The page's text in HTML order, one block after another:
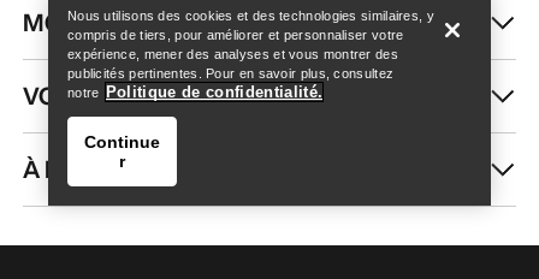
MON COMPTE
VOIR PLUS
À PROPOS DE NOUS
Nous utilisons des cookies et des technologies similaires, y
compris de tiers, pour améliorer et personnaliser votre
expérience, mener des analyses et vous montrer des
publicités pertinentes. Pour en savoir plus, consultez
notre
Politique de confidentialité.
Continue
r